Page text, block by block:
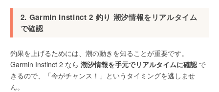
2. Garmin Instinct 2 釣り 潮汐情報をリアルタイム
で確認
釣果を上げるためには、潮の動きを知ることが重要です。
Garmin Instinct 2 なら潮汐情報を手元でリアルタイムに確認 で
きるので、「今がチャンス！」というタイミングを逃しませ
ん。